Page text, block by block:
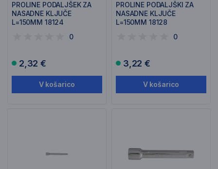
PROLINE PODALJŠEK ZA
NASADNE KLJUČE
L=150MM 18124
0
2,32 €
V košarico
PROLINE PODALJŠKI ZA
NASADNE KLJUČE
L=150MM 18128
0
3,22 €
V košarico